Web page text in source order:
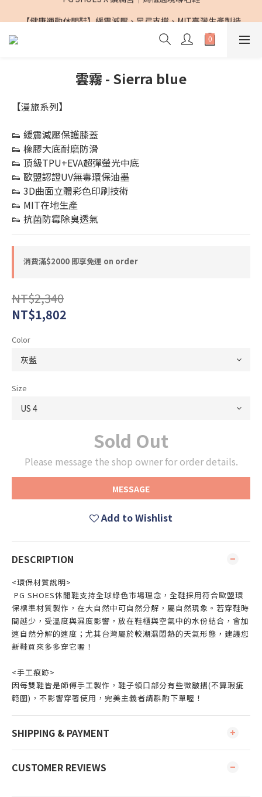
【健康運動休閒鞋】緩震減壓、足弓支撐、MIT臺灣生產製造
PG SHOES X 鎮瀾宮｜媽祖遶境聯名鞋
雲霧 - Sierra blue
【漫旅系列】
👟 緩震減壓保護膝蓋
👟 橡膠大底耐磨防滑
👟 頂級TPU+EVA超彈螢光中底
👟 歐盟認證UV無毒環保油墨
👟 3D曲面立體彩色印刷技術
👟 MIT在地生產
👟 抗菌防霉除臭透氣
消費滿$2000 即享免運 on order
NT$2,340
NT$1,802
Color
Size
Sold Out
Please message the shop owner for order details.
MESSAGE
Add to Wishlist
DESCRIPTION
<環保材質說明>
PG SHOES休閒鞋支持全球綠色市場理念，全鞋採用符合歐盟環
保標準材質製作，在大自然中可自然分解，屬自然現象。若穿鞋時
間越少，受溫度與濕度影響，放在鞋櫃與空氣中的水份結合，會加
速自然分解的速度；尤其台灣屬於較潮濕悶熱的天氣形態，建議您
新鞋買來多多穿它喔！
<手工痕跡>
因每雙鞋皆是師傅手工製作，鞋子領口部分有些微皺摺(不算瑕疵
範圍)，不影響穿著使用，完美主義者請斟酌下單喔！
SHIPPING & PAYMENT
CUSTOMER REVIEWS